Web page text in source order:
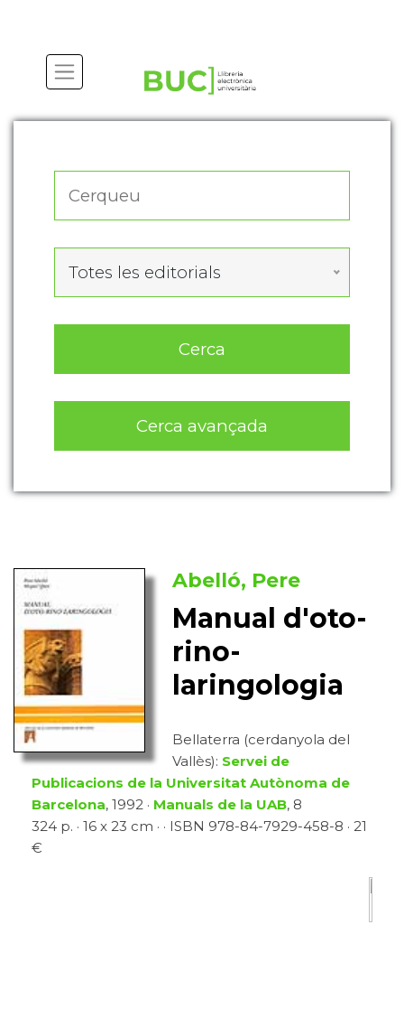
Totes les editorials
Cerca
Cerca avançada
Abelló, Pere
Manual d'oto-
rino-
laringologia
Bellaterra (cerdanyola del
Vallès): Servei de
Publicacions de la Universitat Autònoma de
Barcelona, 1992 · Manuals de la UAB, 8
324 p. · 16 x 23 cm · · ISBN 978-84-7929-458-8 · 21
€